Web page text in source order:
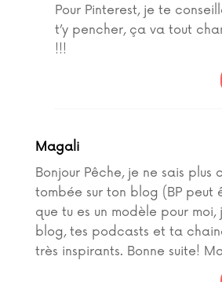
Pour Pinterest, je te
t’y pencher, ça va tout
!!!
Magali
Bonjour Pêche, je ne sais plus
tombée sur ton blog (BP peut
que tu es un modèle pour moi,
blog, tes podcasts et ta
très inspirants. Bonne suite!